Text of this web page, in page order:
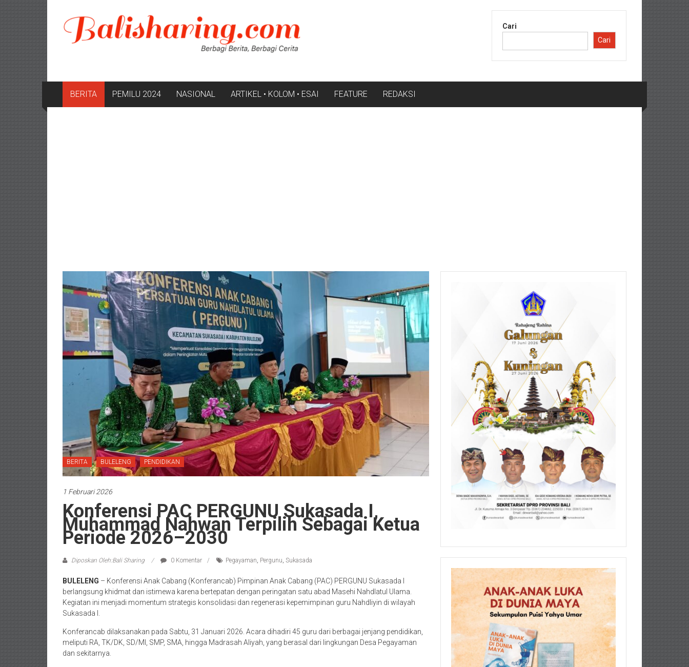
konten
Cari
Cari
BERITA PEMILU 2024 NASIONAL ARTIKEL • KOLOM • ESAI FEATURE REDAKSI
BERITA BULELENG PENDIDIKAN
1 Februari 2026
Konferensi PAC PERGUNU Sukasada I,
Muhammad Nahwan Terpilih Sebagai Ketua
Periode 2026–2030
Diposkan Oleh:Bali Sharing 0 Komentar Pegayaman, Pergunu, Sukasada
BULELENG – Konferensi Anak Cabang (Konferancab) Pimpinan Anak Cabang (PAC) PERGUNU Sukasada I
berlangsung khidmat dan istimewa karena bertepatan dengan peringatan satu abad Masehi Nahdlatul Ulama.
Kegiatan ini menjadi momentum strategis konsolidasi dan regenerasi kepemimpinan guru Nahdliyin di wilayah
Sukasada I.
Konferancab dilaksanakan pada Sabtu, 31 Januari 2026. Acara dihadiri 45 guru dari berbagai jenjang pendidikan,
meliputi RA, TK/DK, SD/MI, SMP, SMA, hingga Madrasah Aliyah, yang berasal dari lingkungan Desa Pegayaman
dan sekitarnya.